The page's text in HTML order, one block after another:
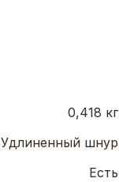
0,418 кг
Удлиненный шнур
Есть